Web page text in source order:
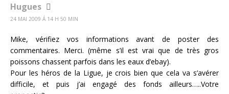
Hugues
24 MAI 2009 Á 14 H 50 MIN
Mike, vérifiez vos informations avant de poster des
commentaires. Merci. (même s’il est vrai que de très gros
poissons chassent parfois dans les eaux d’ebay).
Pour les héros de la Ligue, je crois bien que cela va s’avérer
difficile, et puis j’ai engagé des fonds ailleurs…..Votre